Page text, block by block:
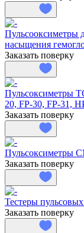
Пульсооксиметры
насыщения
Заказать поверку
Пульсоксиметры
20, FP-30, FP-31,
Заказать поверку
Пульсоксиметры
Заказать поверку
Тестеры
Заказать поверку